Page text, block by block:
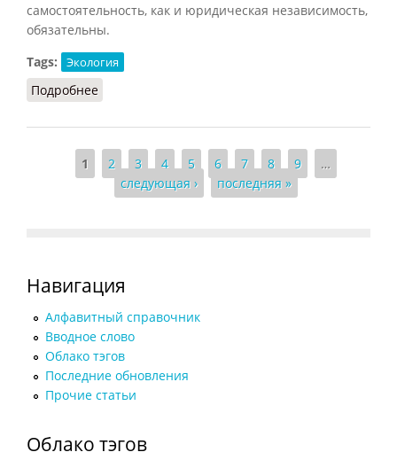
самостоятельность, как и юридическая независимость,
обязательны.
Tags:
Экология
Подробнее
Страницы
1 2 3 4 5 6 7 8 9
…
следующая ›
последняя »
Навигация
Алфавитный справочник
Вводное слово
Облако тэгов
Последние обновления
Прочие статьи
Облако тэгов